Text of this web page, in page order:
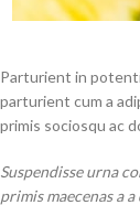
Parturient in
parturient cum a
primis sociosqu ac
Suspendisse urna
primis maecenas a